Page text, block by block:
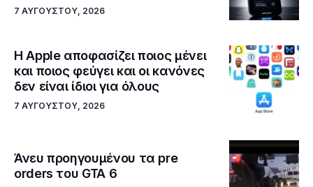
7 ΑΥΓΟΎΣΤΟΥ, 2026
Η Apple αποφασίζει ποιος μένει
και ποιος φεύγει και οι κανόνες
δεν είναι ίδιοι για όλους
7 ΑΥΓΟΎΣΤΟΥ, 2026
Άνευ προηγουμένου τα pre
orders του GTA 6